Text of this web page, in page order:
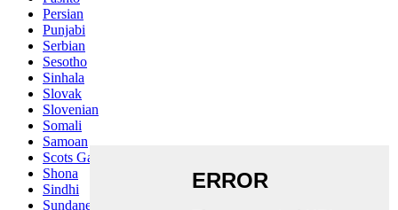
Persian
Punjabi
Serbian
Sesotho
Sinhala
Slovak
Slovenian
Somali
Samoan
Scots Gaelic
Shona
Sindhi
Sundanese